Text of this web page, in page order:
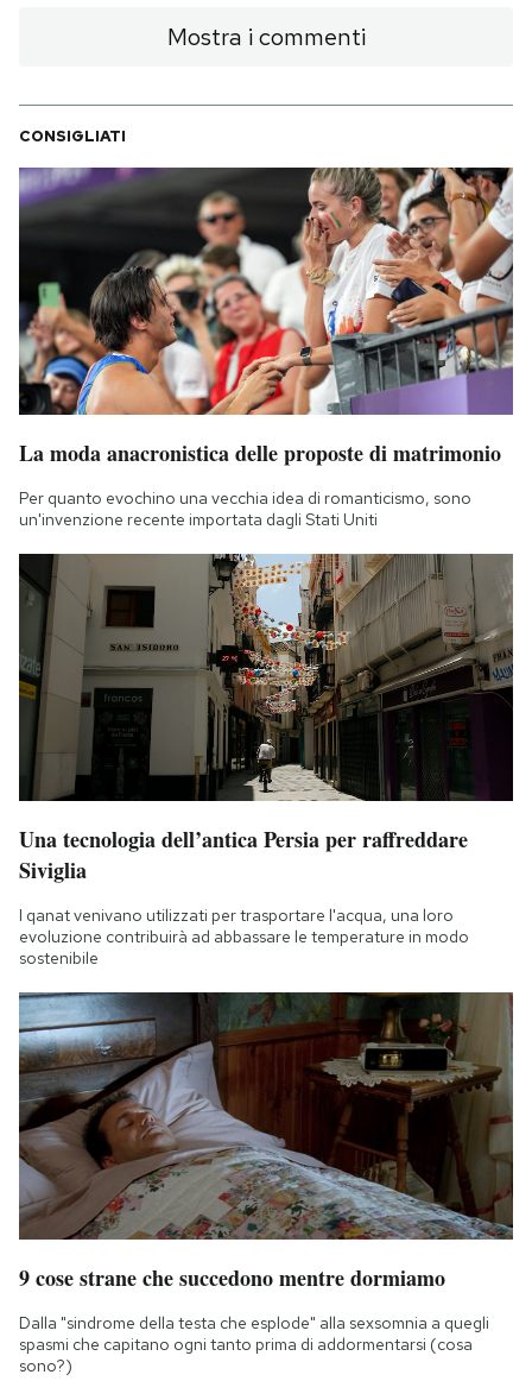
Mostra i commenti
CONSIGLIATI
La moda anacronistica delle proposte di matrimonio
Per quanto evochino una vecchia idea di romanticismo, sono
un'invenzione recente importata dagli Stati Uniti
Una tecnologia dell’antica Persia per raffreddare
Siviglia
I qanat venivano utilizzati per trasportare l'acqua, una loro
evoluzione contribuirà ad abbassare le temperature in modo
sostenibile
9 cose strane che succedono mentre dormiamo
Dalla "sindrome della testa che esplode" alla sexsomnia a quegli
spasmi che capitano ogni tanto prima di addormentarsi (cosa
sono?)